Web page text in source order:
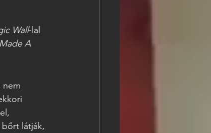
Wall-lal
Made A
nem
látják,